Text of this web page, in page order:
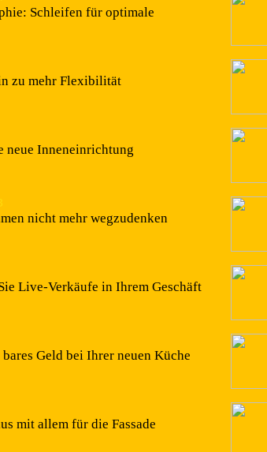
Schleifen für optimale
zu mehr Flexibilität
neue Inneneinrichtung
nicht mehr wegzudenken
Live-Verkäufe in Ihrem Geschäft
Geld bei Ihrer neuen Küche
mit allem für die Fassade